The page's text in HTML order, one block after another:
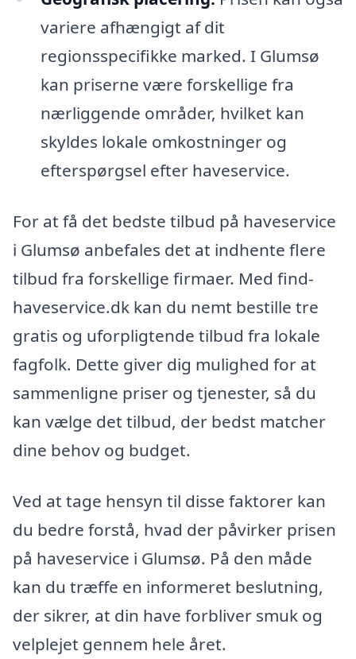
variere afhængigt af dit
regionsspecifikke marked. I Glumsø
kan priserne være forskellige fra
nærliggende områder, hvilket kan
skyldes lokale omkostninger og
efterspørgsel efter haveservice.
For at få det bedste tilbud på haveservice
i Glumsø anbefales det at indhente flere
tilbud fra forskellige firmaer. Med find-
haveservice.dk kan du nemt bestille tre
gratis og uforpligtende tilbud fra lokale
fagfolk. Dette giver dig mulighed for at
sammenligne priser og tjenester, så du
kan vælge det tilbud, der bedst matcher
dine behov og budget.
Ved at tage hensyn til disse faktorer kan
du bedre forstå, hvad der påvirker prisen
på haveservice i Glumsø. På den måde
kan du træffe en informeret beslutning,
der sikrer, at din have forbliver smuk og
velplejet gennem hele året.